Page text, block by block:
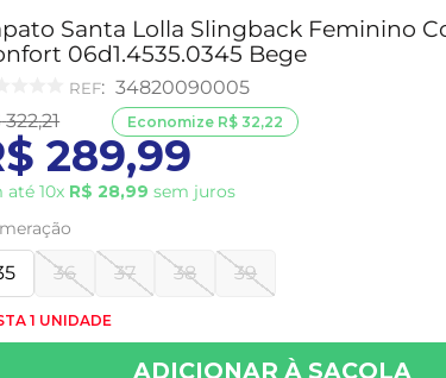
Santa Lolla Slingback Feminino
06d1.4535.0345 Bege
: 34820090005
322,21
289,99
até10x R$ 28,99 sem juros
Economize R$ 32,22
36 37 38 39
1 UNIDADE